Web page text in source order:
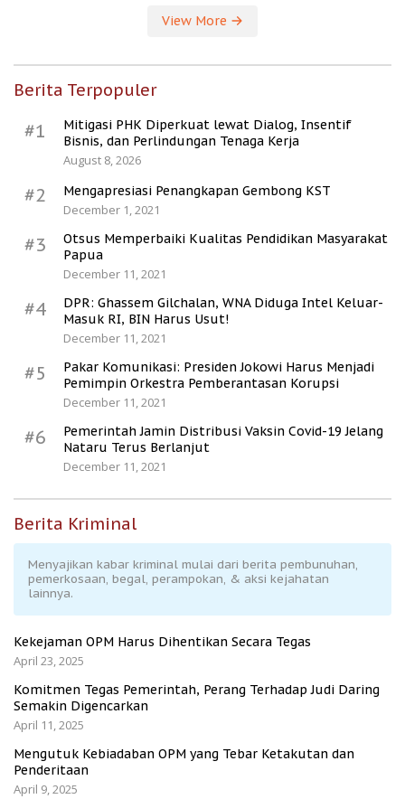
View More
Berita Terpopuler
#1
Mitigasi PHK Diperkuat lewat Dialog, Insentif
Bisnis, dan Perlindungan Tenaga Kerja
August 8, 2026
#2
Mengapresiasi Penangkapan Gembong KST
December 1, 2021
#3
Otsus Memperbaiki Kualitas Pendidikan Masyarakat
Papua
December 11, 2021
#4
DPR: Ghassem Gilchalan, WNA Diduga Intel Keluar-
Masuk RI, BIN Harus Usut!
December 11, 2021
#5
Pakar Komunikasi: Presiden Jokowi Harus Menjadi
Pemimpin Orkestra Pemberantasan Korupsi
December 11, 2021
#6
Pemerintah Jamin Distribusi Vaksin Covid-19 Jelang
Nataru Terus Berlanjut
December 11, 2021
Berita Kriminal
Menyajikan kabar kriminal mulai dari berita pembunuhan,
pemerkosaan, begal, perampokan, & aksi kejahatan
lainnya.
Kekejaman OPM Harus Dihentikan Secara Tegas
April 23, 2025
Komitmen Tegas Pemerintah, Perang Terhadap Judi Daring
Semakin Digencarkan
April 11, 2025
Mengutuk Kebiadaban OPM yang Tebar Ketakutan dan
Penderitaan
April 9, 2025